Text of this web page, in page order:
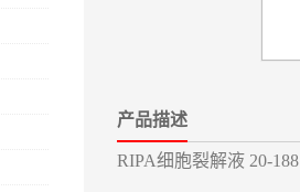
产品描述
RIPA细胞裂解液 20-188